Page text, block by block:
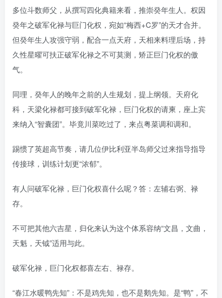
多位斗数师父，从撰写四化典籍来看，推崇癸年生人。权因
癸年之破军化禄与巨门化权，宛如“梅西+C罗”的天才合并。
但癸年生人攻强守弱，配合一点天府，天相来料理后场，持
久性星曜可扶正破军化禄之不可莫测，矫正巨门化权的傲
气。
同理，癸年人的晚年之前的人生规划，提上纲领。天府化
科，天梁化禄都可接到破军化禄，巨门化权的请柬，座上宾
来纳入“智囊团”。毕竟川菜吃过了，来点粤菜调和调和。
踢惯了英超高节奏，请几位伊比利亚半岛师父过来指导指导
传接球，训练计划更“浓郁”。
有人问破军化禄，巨门化权喜什么呢？答：左辅右弼、禄
存。
不可把其他六吉星，归化来认为这个体系容纳“文昌，文曲，
天魁，天钺”适用与此。
破军化禄，巨门化权都喜左右、禄存。
“春江水暖鸭先知”：不是鸡先知，也不是鹅先知。是“鸭”，不